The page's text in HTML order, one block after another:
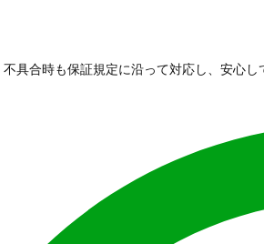
具合時も保証規定に沿って対応し、安心